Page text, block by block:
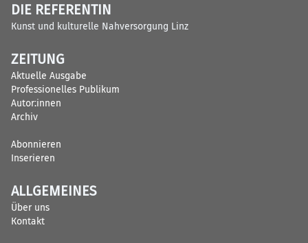
DIE REFERENTIN
Kunst und kulturelle Nahversorgung Linz
ZEITUNG
Aktuelle Ausgabe
Professionelles Publikum
Autor:innen
Archiv
Abonnieren
Inserieren
ALLGEMEINES
Über uns
Kontakt